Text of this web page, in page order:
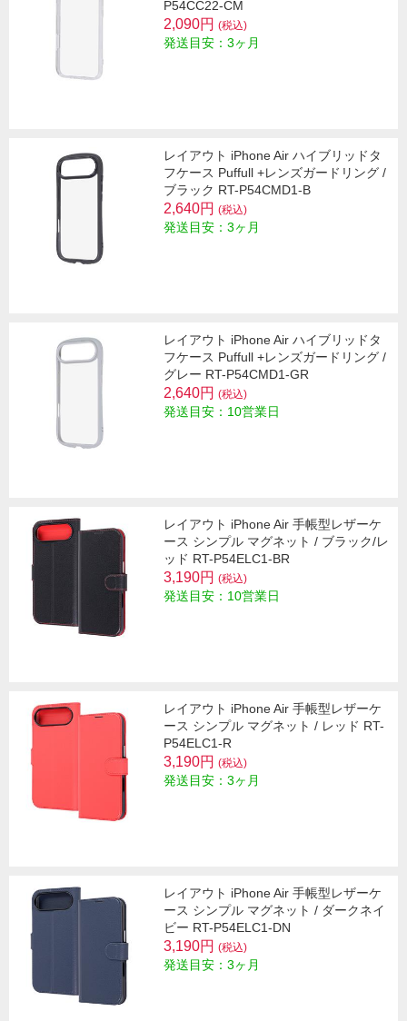
P54CC22-CM
2,090円 (税込)
発送目安：3ヶ月
レイアウト iPhone Air ハイブリッドタ
フケース Puffull +レンズガードリング /
ブラック RT-P54CMD1-B
2,640円 (税込)
発送目安：3ヶ月
レイアウト iPhone Air ハイブリッドタ
フケース Puffull +レンズガードリング /
グレー RT-P54CMD1-GR
2,640円 (税込)
発送目安：10営業日
レイアウト iPhone Air 手帳型レザーケ
ース シンプル マグネット / ブラック/レ
ッド RT-P54ELC1-BR
3,190円 (税込)
発送目安：10営業日
レイアウト iPhone Air 手帳型レザーケ
ース シンプル マグネット / レッド RT-
P54ELC1-R
3,190円 (税込)
発送目安：3ヶ月
レイアウト iPhone Air 手帳型レザーケ
ース シンプル マグネット / ダークネイ
ビー RT-P54ELC1-DN
3,190円 (税込)
発送目安：3ヶ月